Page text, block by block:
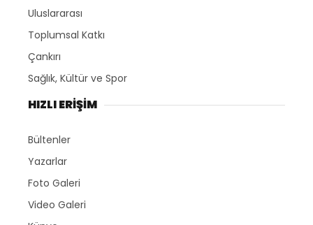
Uluslararası
Toplumsal Katkı
Çankırı
Sağlık, Kültür ve Spor
HIZLI ERİŞİM
Bültenler
Yazarlar
Foto Galeri
Video Galeri